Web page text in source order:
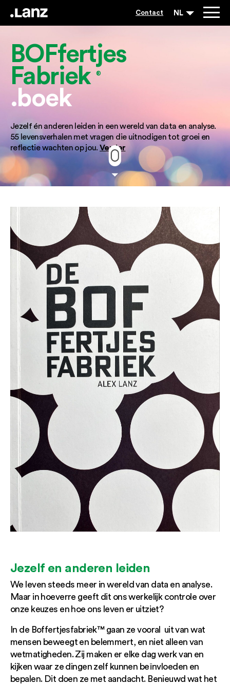
Contact NL
BOFfertjes
Fabriek ®
.boek
Jezelf én anderen leiden in een wereld van data en analyse.
55 levensverhalen met vragen die uitnodigen tot groei en
reflectie wachten op jou.Verder
Jezelf en anderen leiden
We leven steeds meer in wereld van data en analyse.
Maar in hoeverre geeft dit ons werkelijk controle over
onze keuzes en hoe ons leven er uitziet?
In de Boffertjesfabriek™ gaan ze vooral uit van wat
mensen beweegt en belemmert, en niet alleen van
wetmatigheden. Zij maken er elke dag werk van en
kijken waar ze dingen zelf kunnen beïnvloeden en
bepalen. Dit doen ze met aandacht. Benieuwd wat het